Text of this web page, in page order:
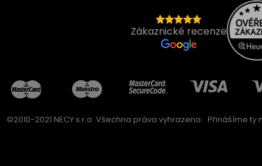
Zákaznické recenze
©2010-2021 NECY s.r.o. Všechna práva vyhrazena Přinášíme ty